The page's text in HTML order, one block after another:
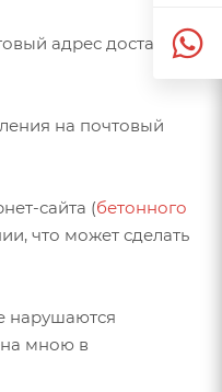
адрес доставки
на почтовый
сайта (бетонного
что может сделать
нарушаются
мною в